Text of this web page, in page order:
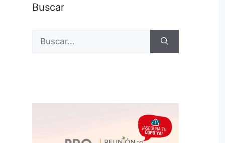
Buscar
Buscar: